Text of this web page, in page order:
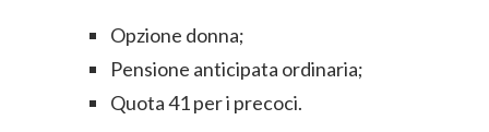
Opzione donna;
Pensione anticipata ordinaria;
Quota 41 per i precoci.